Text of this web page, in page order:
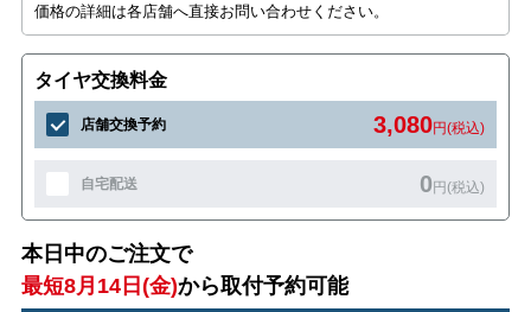
価格の詳細は各店舗へ直接お問い合わせください。
タイヤ交換料金
店舗交換予約 3,080円(税込)
自宅配送 0円(税込)
本日中のご注文で
最短8月14日(金)から取付予約可能